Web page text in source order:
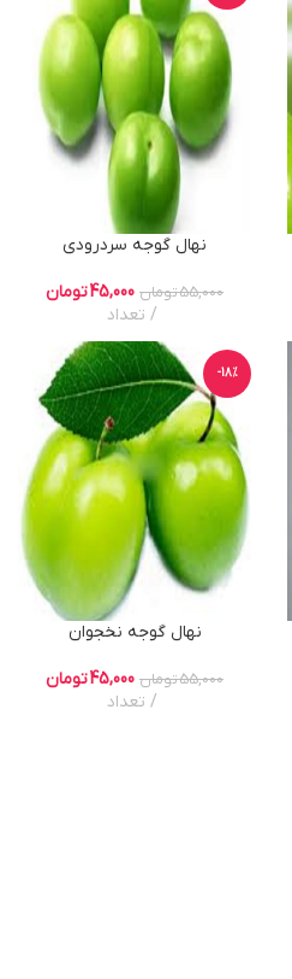
نهال گوجه سردرودی
55,000تومان 45,000تومان
تعداد
-18%
نهال گوجه نخجوان
55,000تومان 45,000تومان
تعداد